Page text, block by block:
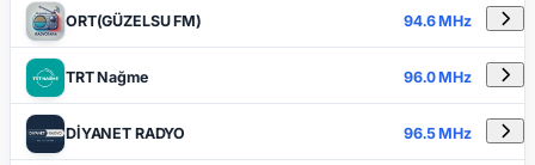
ORT(GÜZELSU FM) 94.6 MHz
TRT Nağme 96.0 MHz
DİYANET RADYO 96.5 MHz